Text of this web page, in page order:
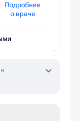
Подробнее
о враче